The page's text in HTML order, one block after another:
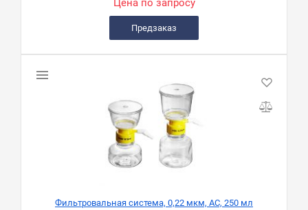
Цена по запросу
Предзаказ
Фильтровальная система, 0,22 мкм, AC, 250 мл